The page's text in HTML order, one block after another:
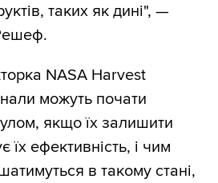
таких як дині", —
NASA Harvest
можуть почати
якщо їх залишити
ефективність, і чим
в такому стані,